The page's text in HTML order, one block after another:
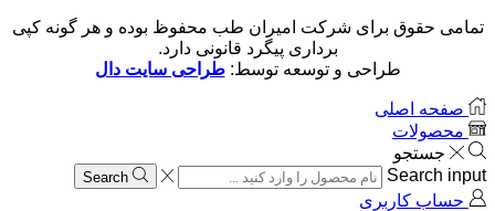
تمامی حقوق برای شرکت امیران طب محفوظ بوده و هر گونه کپی
برداری پیگرد قانونی دارد.
طراحی و توسعه توسط:طراحی سایت دال
صفحه اصلی
محصولات
جستجو
Search input
Search
حساب کاربری